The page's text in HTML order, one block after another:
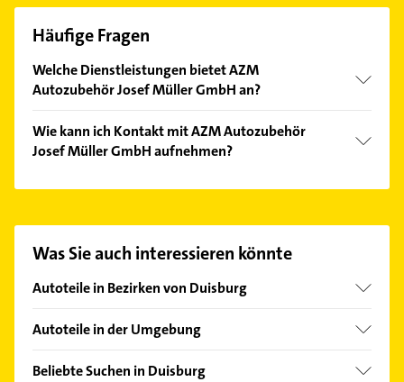
Häufige Fragen
Welche Dienstleistungen bietet AZM
Autozubehör Josef Müller GmbH an?
Ersatzteilberatung und Tuning.
Wie kann ich Kontakt mit AZM Autozubehör
Josef Müller GmbH aufnehmen?
Hier finden Sie alleKontaktdaten
Was Sie auch interessieren könnte
Autoteile in Bezirken von Duisburg
Bezirk Duisburg-Süd
Bezirk Meiderich
Autoteile in der Umgebung
Moers
Beliebte Suchen in Duisburg